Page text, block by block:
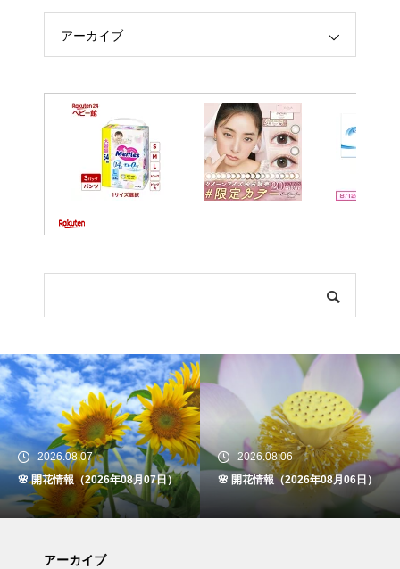
アーカイブ
2026.08.07
🌸 開花情報（2026年08月07日）
2026.08.06
🌸 開花情報（2026年08月06日）
アーカイブ